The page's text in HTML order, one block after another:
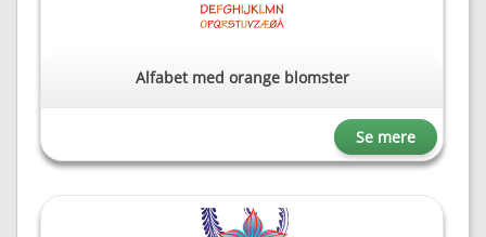
Alfabet med orange blomster
Se mere